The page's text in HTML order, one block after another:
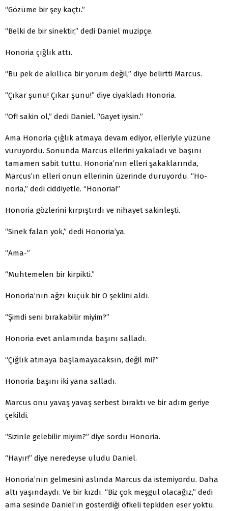
“Gözüme bir şey kaçtı.”
“Belki de bir sinektir,” dedi Daniel muzipçe.
Honoria çığlık attı.
“Bu pek de akıllıca bir yorum değil,” diye belirtti Mar­cus.
“Çıkar şunu! Çıkar şunu!” diye ciyakladı Honoria.
“Of! sakin ol,” dedi Daniel. “Gayet iyisin.”
Ama Honoria çığlık atmaya devam ediyor, elleriyle yü­züne
vuruyordu. Sonunda Marcus ellerini yakaladı ve ba­şını
tamamen sabit tuttu. Honoria’nın elleri şakaklarında,
Marcus’ın elleri onun ellerinin üzerinde duruyordu. “Ho­
noria,” dedi ciddiyetle. “Honoria!”
Honoria gözlerini kırpıştırdı ve nihayet sakinleşti.
“Sinek falan yok,” dedi Honoria’ya.
“Ama-”
“Muhtemelen bir kirpikti.”
Honoria’nın ağzı küçük bir O şeklini aldı.
“Şimdi seni bırakabilir miyim?”
Honoria evet anlamında başını salladı.
“Çığlık atmaya başlamayacaksın, değil mi?”
Honoria başını iki yana salladı.
Marcus onu yavaş yavaş serbest bıraktı ve bir adım ge­riye
çekildi.
“Sizinle gelebilir miyim?” diye sordu Honoria.
“Hayır!” diye neredeyse uludu Daniel.
Honoria’nın gelmesini aslında Marcus da istemiyordu. Daha
altı yaşındaydı. Ve bir kızdı. “Biz çok meşgul olaca­ğız,” dedi
ama sesinde Daniel’ın gösterdiği öfkeli tepkiden eser yoktu.